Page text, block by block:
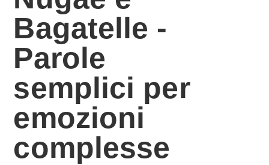
Bagatelle -
Parole
semplici per
emozioni
complesse